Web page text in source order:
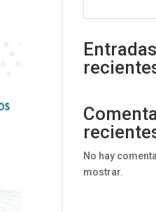
Entradas
No hay
mostrar.